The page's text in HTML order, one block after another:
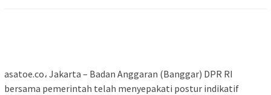
asatoe.co، Jakarta – Badan Anggaran (Banggar) DPR RI
bersama pemerintah telah menyepakati postur indikatif